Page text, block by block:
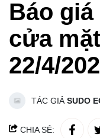
Báo giá
cửa
22/4/
TÁC GIẢ SUDO
CHIA SẺ: